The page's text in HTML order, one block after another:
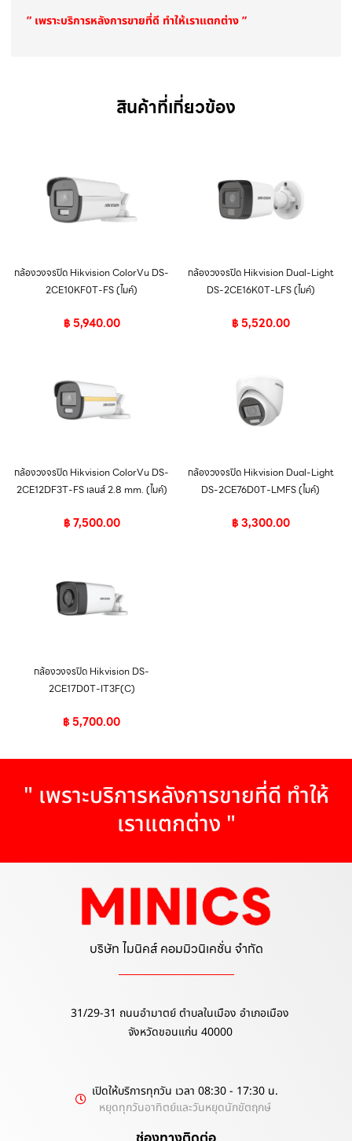
” เพราะบริการหลังการขายที่ดี ทำให้เราแตกต่าง ”
สินค้าที่เกี่ยวข้อง
กล้องวงจรปิด Hikvision ColorVu DS-
2CE10KF0T-FS (ไมค์)
฿5,940.00
กล้องวงจรปิด Hikvision Dual-Light
DS-2CE16K0T-LFS (ไมค์)
฿5,520.00
กล้องวงจรปิด Hikvision ColorVu DS-
2CE12DF3T-FS เลนส์ 2.8 mm. (ไมค์)
฿7,500.00
กล้องวงจรปิด Hikvision Dual-Light
DS-2CE76D0T-LMFS (ไมค์)
฿3,300.00
กล้องวงจรปิด Hikvision DS-
2CE17D0T-IT3F(C)
฿5,700.00
" เพราะบริการหลังการขายที่ดี ทำให้
เราแตกต่าง "
บริษัท ไมนิคส์ คอมมิวนิเคชั่น จำกัด
31/29-31 ถนนอำมาตย์ ตำบลในเมือง อำเภอเมือง
จังหวัดขอนแก่น 40000
เปิดให้บริการทุกวัน เวลา 08:30 - 17:30 น.
หยุดทุกวันอาทิตย์และวันหยุดนักขัตฤกษ์